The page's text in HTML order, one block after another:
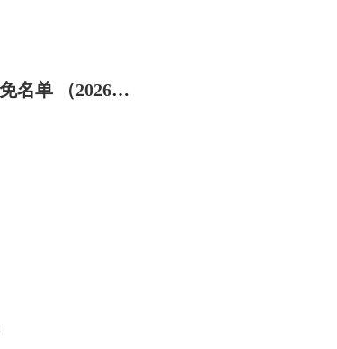
大理日报 | 大理白族自治州人民代表大会常务委员会任免名单 （2026年6月27日大理白族自治州第十五届人民代表大会常务委员会第三十一次会议通过